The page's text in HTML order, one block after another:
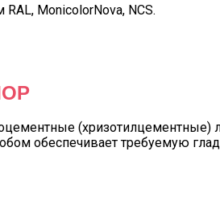
RAL, MonicolorNova, NCS.
обеспечивает требуемую